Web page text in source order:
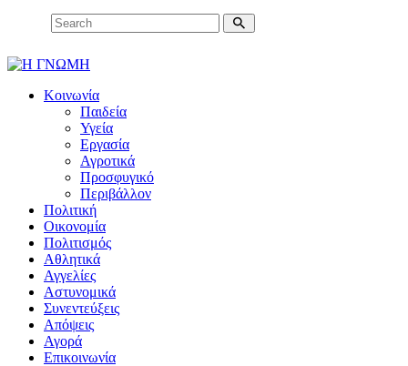
Κοινωνία
Παιδεία
Υγεία
Εργασία
Αγροτικά
Προσφυγικό
Περιβάλλον
Πολιτική
Οικονομία
Πολιτισμός
Αθλητικά
Αγγελίες
Αστυνομικά
Συνεντεύξεις
Απόψεις
Αγορά
Επικοινωνία